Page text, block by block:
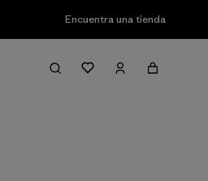
Encuentra una tienda
Filter & Sort